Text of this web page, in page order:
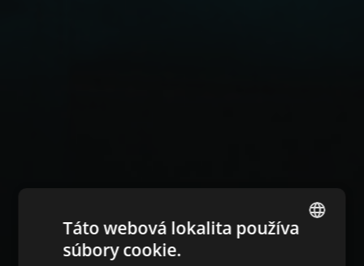
Táto webová lokalita používa
súbory cookie.